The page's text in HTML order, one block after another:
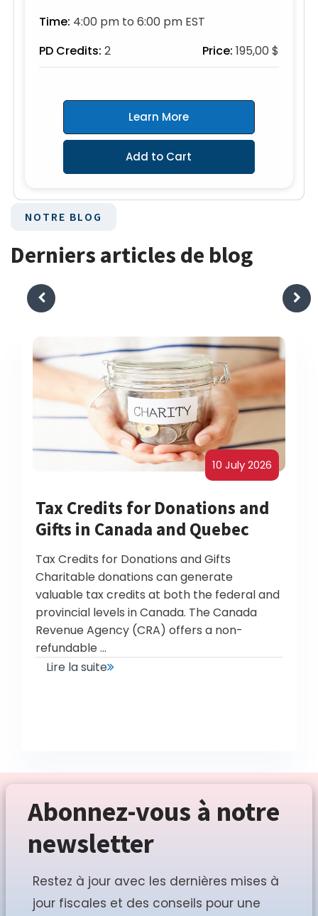
Time: 4:00 pm to 6:00 pm EST
PD Credits: 2 Price: 195,00 $
Learn More
Add to Cart
NOTRE BLOG
Derniers articles de blog
10 July 2026
Tax Credits for Donations and
Gifts in Canada and Quebec
Tax Credits for Donations and Gifts
Charitable donations can generate
valuable tax credits at both the federal and
provincial levels in Canada. The Canada
Revenue Agency (CRA) offers a non-
refundable...
Lire la suite
Abonnez-vous à notre
newsletter
Restez à jour avec les dernières mises à
jour fiscales et des conseils pour une